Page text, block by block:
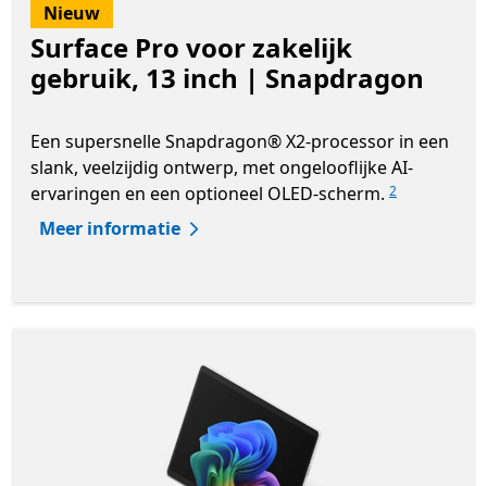
Nieuw
Surface Pro voor zakelijk
gebruik, 13 inch | Snapdragon
Een supersnelle Snapdragon® X2-processor in een
slank, veelzijdig ontwerp, met ongelooflijke AI-
ervaringen en een optioneel OLED-scherm. 2
Meer informatie